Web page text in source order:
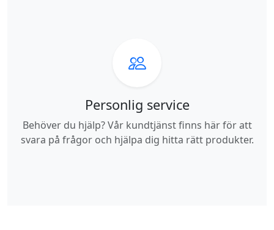
Personlig service
Behöver du hjälp? Vår kundtjänst finns här för att
svara på frågor och hjälpa dig hitta rätt produkter.